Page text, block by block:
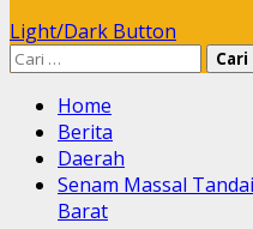
Light/Dark Button
Cari
Home
Berita
Daerah
Senam Massal
Barat